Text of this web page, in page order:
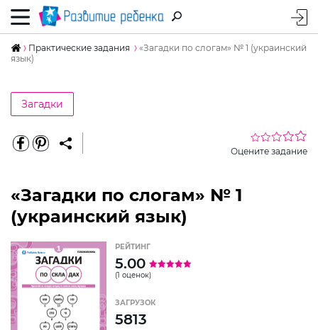
Практические задания
«Загадки по слогам» № 1 (украинский
язык)
Загадки
Оцените задание
«Загадки по слогам» № 1
(украинский язык)
РЕЙТИНГ
5.00
(1 оценок)
ЗАГРУЗОК
5813